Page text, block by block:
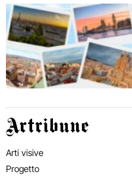
Artribune
Arti visive
Progetto